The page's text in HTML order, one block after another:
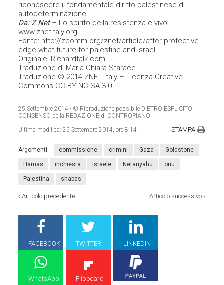
riconoscere il fondamentale diritto palestinese di
autodeterminazione.
Da: Z Net– Lo spirito della resistenza è vivo
www.znetitaly.org
Fonte: http://zcomm.org/znet/article/after-protective-
edge-what-future-for-palestine-and-israel
Originale: Richardfalk.com
Traduzione di Maria Chiara Starace
Traduzione © 2014 ZNET Italy – Licenza Creative
Commons CC BY NC-SA 3.0
25 Settembre 2014 - © Riproduzione possibile DIETRO ESPLICITO
CONSENSO della REDAZIONE di CONTROPIANO
Ultima modifica:25 Settembre 2014, ore 8:14 STAMPA
Argomenti: commissione crimini Gaza Goldstone
Hamas inchiesta israele Netanyahu onu
Palestina shabas
‹Articolo precedente Articolo successivo›
FACEBOOK TWITTER LINKEDIN
WhatsApp Flipboard